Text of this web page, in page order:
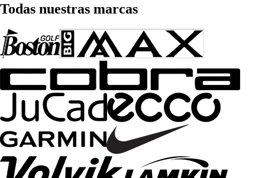
Todas nuestras marcas